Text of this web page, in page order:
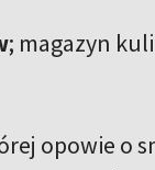
; magazyn
opowie o